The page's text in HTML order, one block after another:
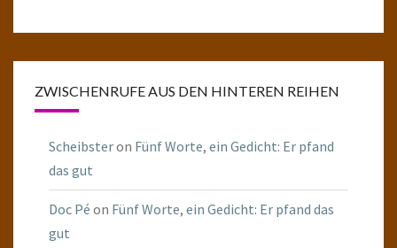
ZWISCHENRUFE AUS DEN HINTEREN REIHEN
Scheibsteron Fünf Worte, ein Gedicht: Er pfand
das gut
Doc Pé on Fünf Worte, ein Gedicht: Er pfand das
gut